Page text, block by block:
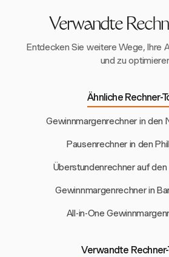
Gewinnmargenberechnungen
Verwandte
Entdecken Sie weitere Wege, Ihre
und zu
Ähnliche Rechner-
Gewinnmargenrechner in den
Pausenrechner in den
Überstundenrechner auf den
Gewinnmargenrechner in
All-in-One
Verwandte